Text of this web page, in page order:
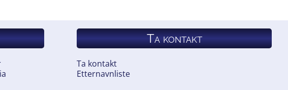
Ta kontakt
Ta kontakt
Etternavnliste